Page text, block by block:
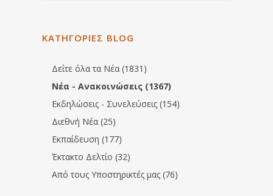
ΚΑΤΗΓΟΡΙΕΣ BLOG
Δείτε όλα τα Νέα (1831)
Νέα - Ανακοινώσεις (1367)
Εκδηλώσεις - Συνελεύσεις (154)
Διεθνή Νέα (25)
Εκπαίδευση (177)
Έκτακτο Δελτίο (32)
Από τους Υποστηρικτές μας (76)